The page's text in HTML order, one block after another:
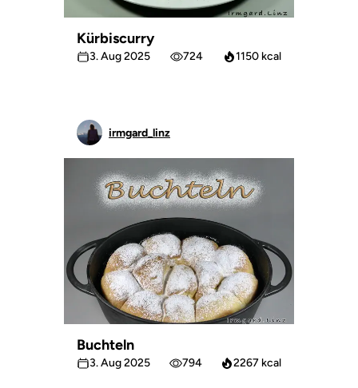
Kürbiscurry
3. Aug 2025 724 1150 kcal
irmgard_linz
Buchteln
3. Aug 2025 794 2267 kcal